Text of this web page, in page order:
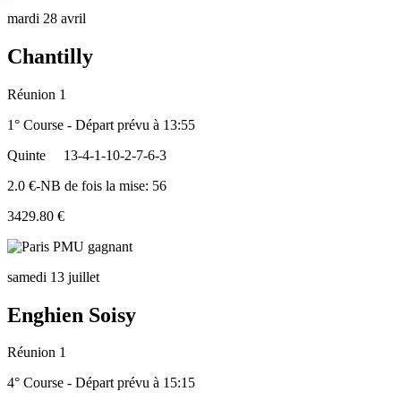
mardi 28 avril
Chantilly
Réunion 1
1° Course - Départ prévu à 13:55
Quinte
13-4-1-10-2-7-6-3
2.0 €-NB de fois la mise: 56
3429.80 €
samedi 13 juillet
Enghien Soisy
Réunion 1
4° Course - Départ prévu à 15:15